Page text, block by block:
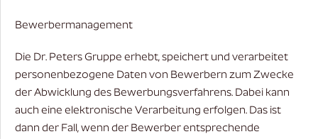
Bewerbermanagement
Die Dr. Peters Gruppe erhebt, speichert und verarbeitet
personenbezogene Daten von Bewerbern zum Zwecke
der Abwicklung des Bewerbungsverfahrens. Dabei kann
auch eine elektronische Verarbeitung erfolgen. Das ist
dann der Fall, wenn der Bewerber entsprechende